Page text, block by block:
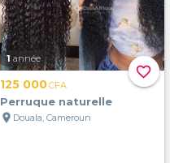
favorite_border
1 année
125 000CFA
Perruque naturelle
location_on Douala, Cameroun